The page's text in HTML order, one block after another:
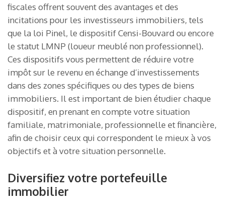
fiscales offrent souvent des avantages et des
incitations pour les investisseurs immobiliers, tels
que la loi Pinel, le dispositif Censi-Bouvard ou encore
le statut LMNP (loueur meublé non professionnel).
Ces dispositifs vous permettent de réduire votre
impôt sur le revenu en échange d’investissements
dans des zones spécifiques ou des types de biens
immobiliers. Il est important de bien étudier chaque
dispositif, en prenant en compte votre situation
familiale, matrimoniale, professionnelle et financière,
afin de choisir ceux qui correspondent le mieux à vos
objectifs et à votre situation personnelle.
Diversifiez votre portefeuille
immobilier